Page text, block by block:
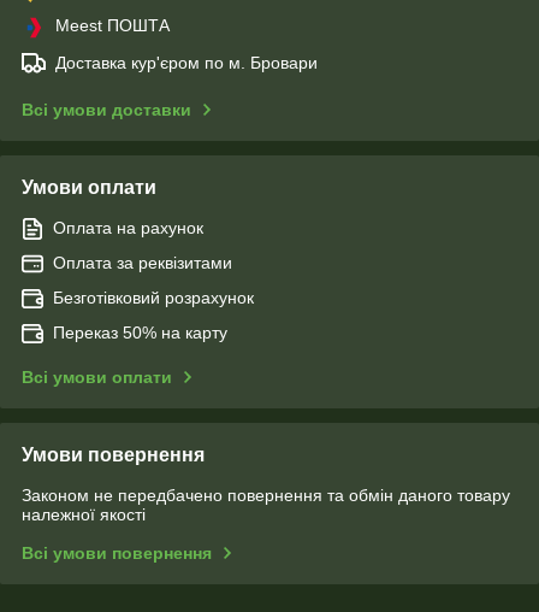
Meest ПОШТА
Доставка кур'єром по м. Бровари
Всі умови доставки
Умови оплати
Оплата на рахунок
Оплата за реквізитами
Безготівковий розрахунок
Переказ 50% на карту
Всі умови оплати
Умови повернення
Законом не передбачено повернення та обмін даного товару
належної якості
Всі умови повернення